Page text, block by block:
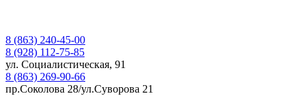
8 (863) 240-45-00
8 (928) 112-75-85
ул. Социалистическая, 91
8 (863) 269-90-66
пр.Соколова 28/ул.Суворова 21